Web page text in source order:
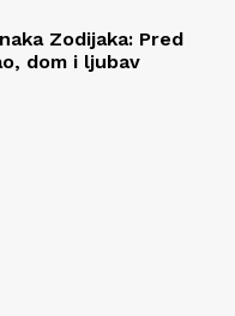
Zodijaka: Pred
dom i ljubav